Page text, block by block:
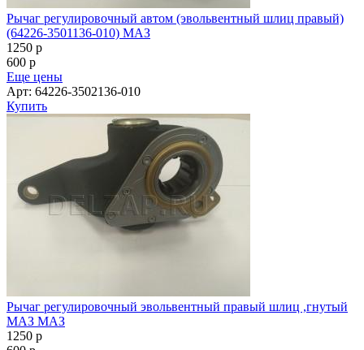
Рычаг регулировочный автом (эвольвентный шлиц правый)
(64226-3501136-010) МАЗ
1250 p
600 p
Еще цены
Арт: 64226-3502136-010
Купить
Рычаг регулировочный эвольвентный правый шлиц ,гнутый
МАЗ МАЗ
1250 p